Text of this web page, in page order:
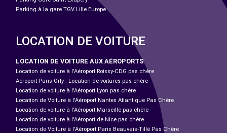
Parking à la gare TGV Lille Europe
LOCATION DE VOITURE
LOCATION DE VOITURE AUX AÉROPORTS
Location de voiture à l'Aéroport Roissy-CDG pas chère
Aéroport Paris-Orly : Location de voitures pas chère
Location de voiture à l'Aéroport Lyon pas chère
Location de Voiture à l'Aéroport Nantes Atlantique Pas Chère
Location de voiture à l'Aéroport Marseille pas chère
Location de voiture à l'Aéroport de Nice pas chère
Location de Voiture à l'Aéroport Paris Beauvais-Tillé Pas Chère